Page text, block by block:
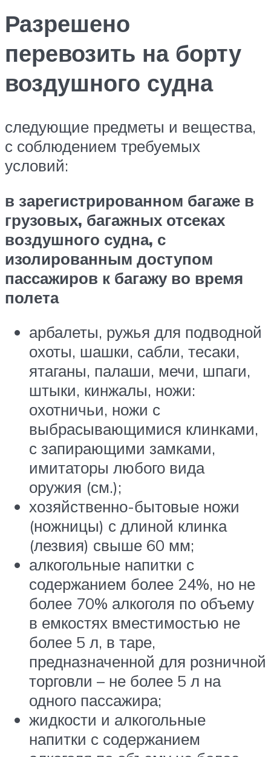
Разрешено
перевозить на борту
воздушного судна
следующие предметы и вещества,
с соблюдением требуемых
условий:
в зарегистрированном багаже в
грузовых, багажных отсеках
воздушного судна, с
изолированным доступом
пассажиров к багажу во время
полета
арбалеты, ружья для подводной
охоты, шашки, сабли, тесаки,
ятаганы, палаши, мечи, шпаги,
штыки, кинжалы, ножи:
охотничьи, ножи с
выбрасывающимися клинками,
с запирающими замками,
имитаторы любого вида
оружия (см.);
хозяйственно-бытовые ножи
(ножницы) с длиной клинка
(лезвия) свыше 60 мм;
алкогольные напитки с
содержанием более 24%, но не
более 70% алкоголя по объему
в емкостях вместимостью не
более 5 л, в таре,
предназначенной для розничной
торговли – не более 5 л на
одного пассажира;
жидкости и алкогольные
напитки с содержанием